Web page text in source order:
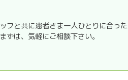
フと共に患者さま一人ひとりに合っ
ずは、気軽にご相談下さい。